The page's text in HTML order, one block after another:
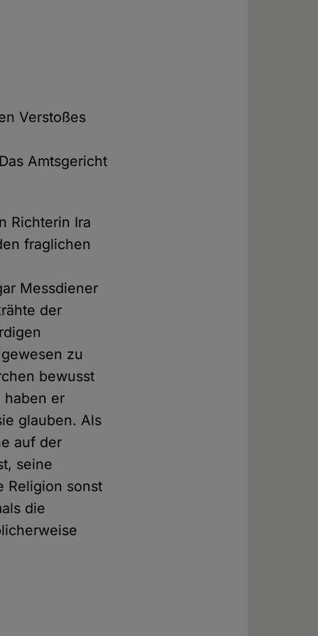
Verstoßes
Amtsgericht
Richterin Ira
fraglichen
Messdiener
der
zu
bewusst
haben er
glauben. Als
auf der
seine
Religion sonst
die